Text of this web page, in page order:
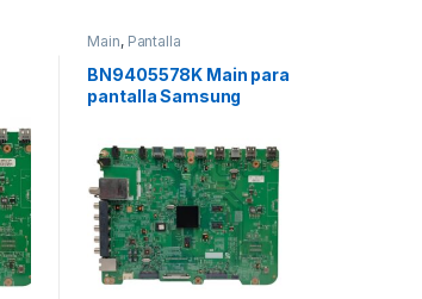
Main, Pantalla
BN9405578K Main para
pantalla Samsung